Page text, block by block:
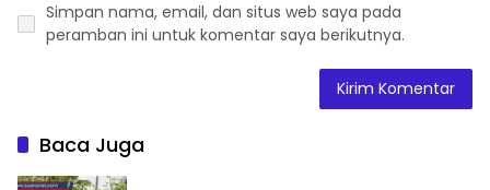
Simpan nama, email, dan situs web saya pada
peramban ini untuk komentar saya berikutnya.
Baca Juga